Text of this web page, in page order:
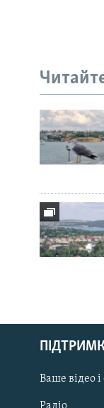
Русский
Qırımtatar
ДОЛУЧАЙСЯ!
Ваше відео і
Радіо